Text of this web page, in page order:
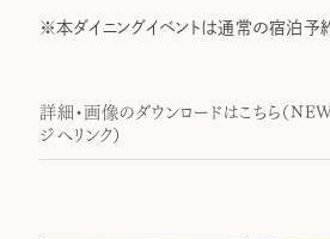
※本ダイニングイベントは通常の宿泊予
詳細・画像のダウンロードはこちら（
ジへリンク）